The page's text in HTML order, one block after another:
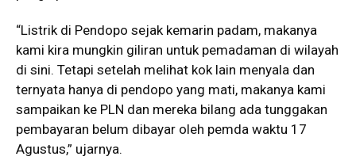
“Listrik di Pendopo sejak kemarin padam, makanya
kami kira mungkin giliran untuk pemadaman di wilayah
di sini. Tetapi setelah melihat kok lain menyala dan
ternyata hanya di pendopo yang mati, makanya kami
sampaikan ke PLN dan mereka bilang ada tunggakan
pembayaran belum dibayar oleh pemda waktu 17
Agustus,” ujarnya.